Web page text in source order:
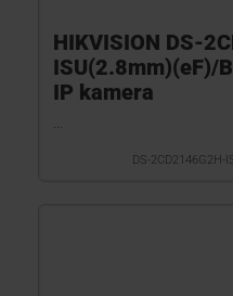
HIKVISION DS-
ISU(2.8mm)(eF)/
IP kamera
DS-2CD2146G2H-